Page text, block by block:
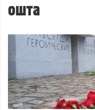
ошта